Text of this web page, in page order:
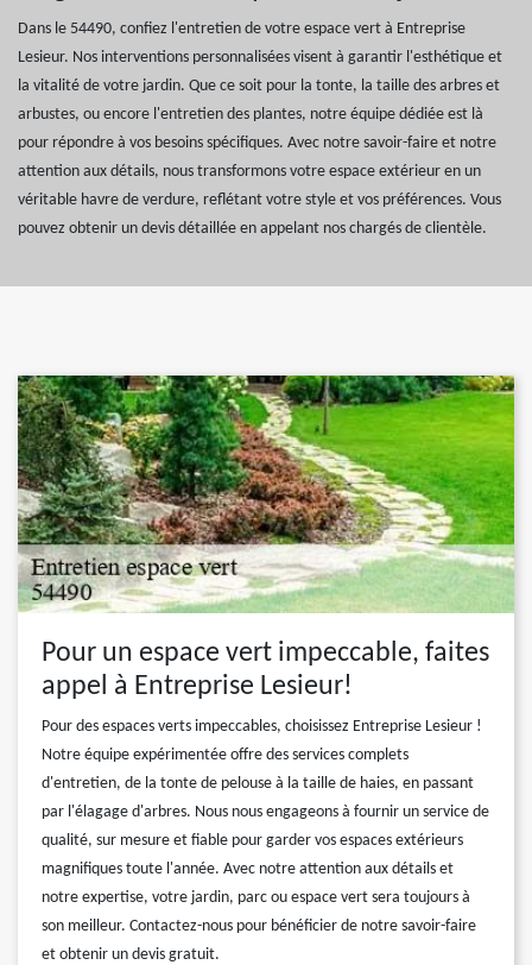
Dans le 54490, confiez l'entretien de votre espace vert à Entreprise
Lesieur. Nos interventions personnalisées visent à garantir l'esthétique et
la vitalité de votre jardin. Que ce soit pour la tonte, la taille des arbres et
arbustes, ou encore l'entretien des plantes, notre équipe dédiée est là
pour répondre à vos besoins spécifiques. Avec notre savoir-faire et notre
attention aux détails, nous transformons votre espace extérieur en un
véritable havre de verdure, reflétant votre style et vos préférences. Vous
pouvez obtenir un devis détaillée en appelant nos chargés de clientèle.
Pour un espace vert impeccable, faites
appel à Entreprise Lesieur!
Pour des espaces verts impeccables, choisissez Entreprise Lesieur !
Notre équipe expérimentée offre des services complets
d'entretien, de la tonte de pelouse à la taille de haies, en passant
par l'élagage d'arbres. Nous nous engageons à fournir un service de
qualité, sur mesure et fiable pour garder vos espaces extérieurs
magnifiques toute l'année. Avec notre attention aux détails et
notre expertise, votre jardin, parc ou espace vert sera toujours à
son meilleur. Contactez-nous pour bénéficier de notre savoir-faire
et obtenir un devis gratuit.